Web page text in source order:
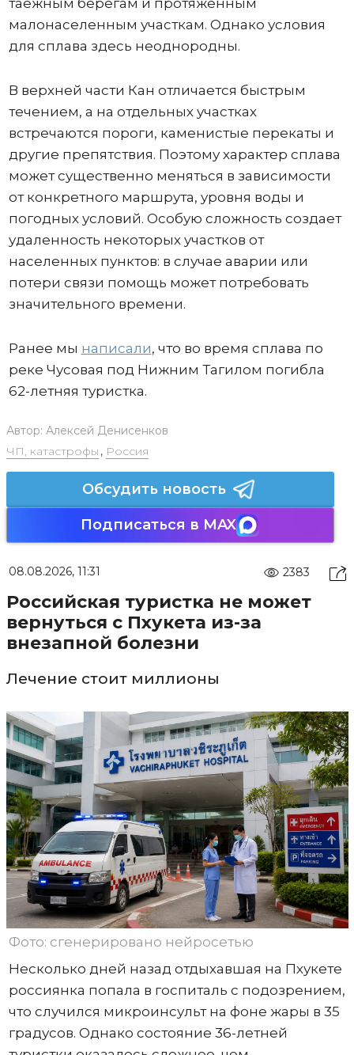
таежным берегам и протяженным
малонаселенным участкам. Однако условия
для сплава здесь неоднородны.
В верхней части Кан отличается быстрым
течением, а на отдельных участках
встречаются пороги, каменистые перекаты и
другие препятствия. Поэтому характер сплава
может существенно меняться в зависимости
от конкретного маршрута, уровня воды и
погодных условий. Особую сложность создает
удаленность некоторых участков от
населенных пунктов: в случае аварии или
потери связи помощь может потребовать
значительного времени.
Ранее мы написали, что во время сплава по
реке Чусовая под Нижним Тагилом погибла
62-летняя туристка.
Автор: Алексей Денисенков
ЧП, катастрофы , Россия
Обсудить новость
Подписаться в MAX
08.08.2026, 11:31 2383
Российская туристка не может
вернуться с Пхукета из-за
внезапной болезни
Лечение стоит миллионы
Фото: сгенерировано нейросетью
Несколько дней назад отдыхавшая на Пхукете
россиянка попала в госпиталь с подозрением,
что случился микроинсульт на фоне жары в 35
градусов. Однако состояние 36-летней